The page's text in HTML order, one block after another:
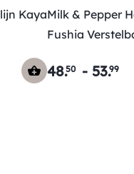
KayaMilk & Pepper
Fushia
48.50 -53.99